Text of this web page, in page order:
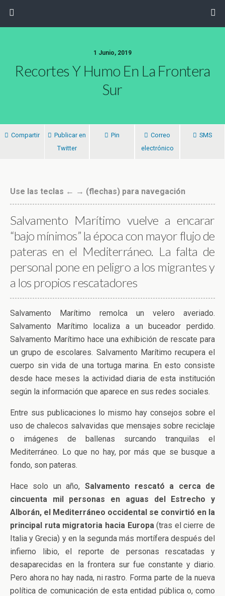
1 Junio, 2019
Recortes Y Humo En La Frontera
Sur
Compartir
Publicar en
Twitter
Pin
Correo
electrónico
SMS
Use las teclas ← → (flechas) para navegación
Salvamento Marítimo vuelve a encarar
“bajo mínimos” la época con mayor flujo de
pateras en el Mediterráneo. La falta de
personal pone en peligro a los migrantes y
a los propios rescatadores
Salvamento Marítimo remolca un velero averiado.
Salvamento Marítimo localiza a un buceador perdido.
Salvamento Marítimo hace una exhibición de rescate para
un grupo de escolares. Salvamento Marítimo recupera el
cuerpo sin vida de una tortuga marina. En esto consiste
desde hace meses la actividad diaria de esta institución
según la información que aparece en sus redes sociales.
Entre sus publicaciones lo mismo hay consejos sobre el
uso de chalecos salvavidas que mensajes sobre reciclaje
o imágenes de ballenas surcando tranquilas el
Mediterráneo. Lo que no hay, por más que se busque a
fondo, son pateras.
Hace solo un año, Salvamento rescató a cerca de
cincuenta mil personas en aguas del Estrecho y
Alborán, el Mediterráneo occidental se convirtió en la
principal ruta migratoria hacia Europa(tras el cierre de
Italia y Grecia) y en la segunda más mortífera después del
infierno libio, el reporte de personas rescatadas y
desaparecidas en la frontera sur fue constante y diario.
Pero ahora no hay nada, ni rastro. Forma parte de la nueva
política de comunicación de esta entidad pública o, como